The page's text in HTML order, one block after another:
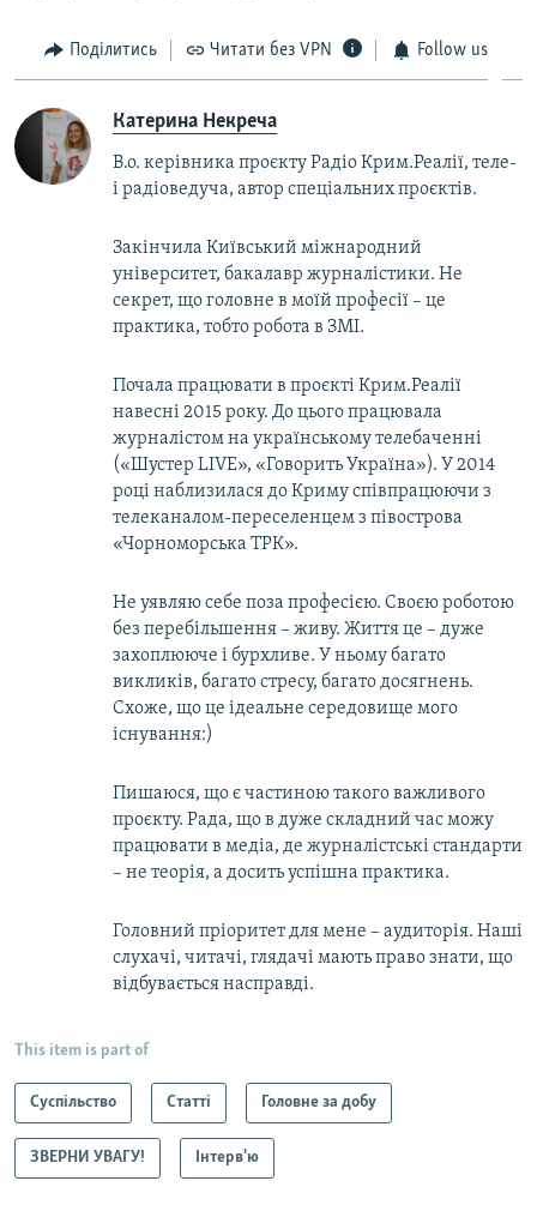
Поділитись Читати без VPN Follow us
Катерина Некреча
В.о. керівника проєкту Радіо Крим.Реалії, теле-
і радіоведуча, автор спеціальних проєктів.
Закінчила Київський міжнародний
університет, бакалавр журналістики. Не
секрет, що головне в моїй професії – це
практика, тобто робота в ЗМІ.
Почала працювати в проєкті Крим.Реалії
навесні 2015 року. До цього працювала
журналістом на українському телебаченні
(«Шустер LIVE», «Говорить Україна»). У 2014
році наблизилася до Криму співпрацюючи з
телеканалом-переселенцем з півострова
«Чорноморська ТРК».
Не уявляю себе поза професією. Своєю роботою
без перебільшення – живу. Життя це – дуже
захоплююче і бурхливе. У ньому багато
викликів, багато стресу, багато досягнень.
Схоже, що це ідеальне середовище мого
існування:)
Пишаюся, що є частиною такого важливого
проєкту. Рада, що в дуже складний час можу
працювати в медіа, де журналістські стандарти
– не теорія, а досить успішна практика.
Головний пріоритет для мене – аудиторія. Наші
слухачі, читачі, глядачі мають право знати, що
відбувається насправді.
This item is part of
Суспільство Статті Головне за добу
ЗВЕРНИ УВАГУ! Інтерв'ю